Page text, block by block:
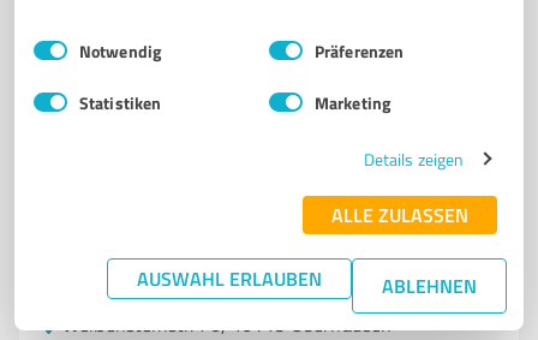
Impressum Datenschutzbestimmungen
Einwilligungsauswahl
Notwendig Präferenzen
Statistiken Marketing
Details zeigen
ALLE ZULASSEN
AUSWAHL ERLAUBEN ABLEHNEN
5 Steuerberatung & Buchhaltung
Westermann TAX GmbH
Steuerberatung, Unternehmensberatung, Gestaltung,
FINANZBUCHFÜHRUNG LOHNBUCHFÜHRUNG
JAHRESABSCHLUSS EINKOMMENSTEUER
Weißensteinstr. 70, 46149 Oberhausen